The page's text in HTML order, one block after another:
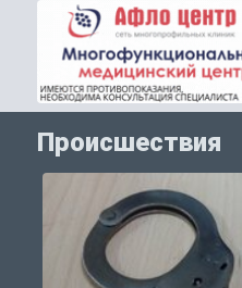
Происшествия